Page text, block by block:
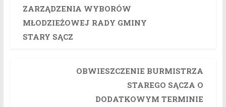
ZARZĄDZENIA WYBORÓW
MŁODZIEŻOWEJ RADY GMINY
STARY SĄCZ
OBWIESZCZENIE BURMISTRZA
STAREGO SĄCZA O
DODATKOWYM TERMINIE